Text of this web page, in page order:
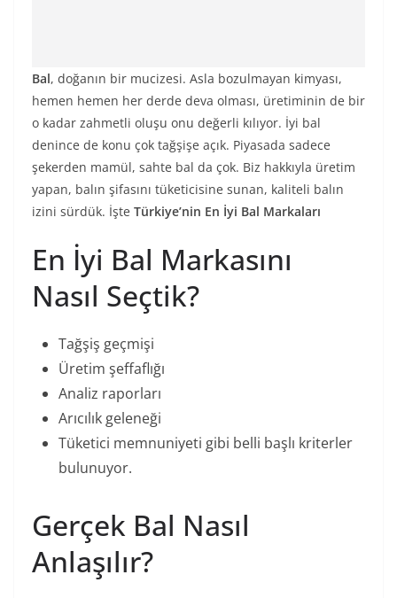
Bal, doğanın bir mucizesi. Asla bozulmayan kimyası,
hemen hemen her derde deva olması, üretiminin de bir
o kadar zahmetli oluşu onu değerli kılıyor. İyi bal
denince de konu çok tağşişe açık. Piyasada sadece
şekerden mamül, sahte bal da çok. Biz hakkıyla üretim
yapan, balın şifasını tüketicisine sunan, kaliteli balın
izini sürdük. İşte Türkiye’nin En İyi Bal Markaları
En İyi Bal Markasını
Nasıl Seçtik?
Tağşiş geçmişi
Üretim şeffaflığı
Analiz raporları
Arıcılık geleneği
Tüketici memnuniyeti gibi belli başlı kriterler
bulunuyor.
Gerçek Bal Nasıl
Anlaşılır?